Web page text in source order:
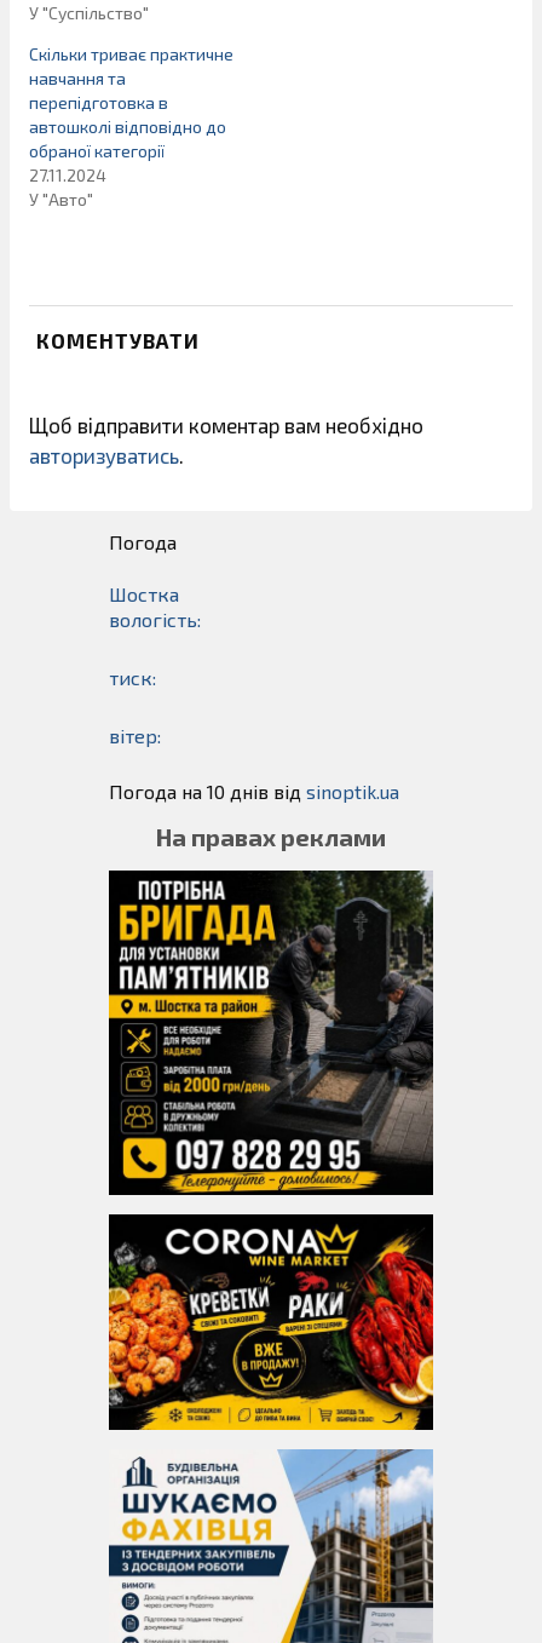
У "Суспільство"
Скільки триває практичне
навчання та
перепідготовка в
автошколі відповідно до
обраної категорії
27.11.2024
У "Авто"
КОМЕНТУВАТИ
Щоб відправити коментар вам необхідно
авторизуватись
Погода
Шостка
вологість:
тиск:
вітер:
Погода на 10 днів від sinoptik.ua
На правах реклами